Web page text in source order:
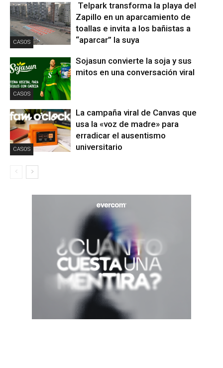
CASOS
Telpark transforma la playa del
Zapillo en un aparcamiento de
toallas e invita a los bañistas a
“aparcar” la suya
CASOS
Sojasun convierte la soja y sus
mitos en una conversación viral
CASOS
La campaña viral de Canvas que
usa la «voz de madre» para
erradicar el ausentismo
universitario